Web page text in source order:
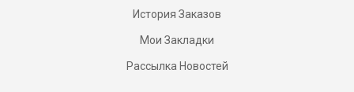
История Заказов
Мои Закладки
Рассылка Новостей